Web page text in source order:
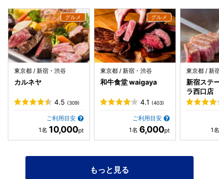
東京都 / 新宿・渋谷
カルネヤ
4.5 (309)
ご利用目安
10,000
東京都 / 新宿・渋谷
和牛食堂 waigaya
4.1 (403)
ご利用目安
6,000
東京都 / 新
新宿ステ
ラ⻄⼝店
もっと見る